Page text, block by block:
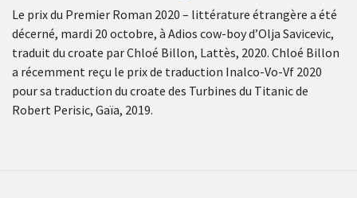
Le prix du Premier Roman 2020 – littérature étrangère a été
décerné, mardi 20 octobre, à Adios cow-boy d’Olja Savicevic,
traduit du croate par Chloé Billon, Lattès, 2020. Chloé Billon
a récemment reçu le prix de traduction Inalco-Vo-Vf 2020
pour sa traduction du croate des Turbines du Titanic de
Robert Perisic, Gaïa, 2019.